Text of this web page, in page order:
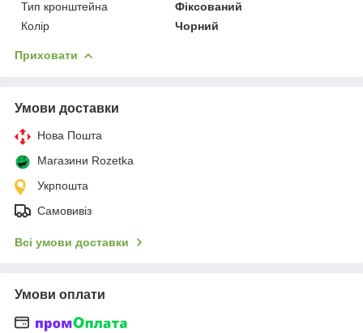
Тип кронштейна
Фіксований
Колір
Чорний
Приховати
Умови доставки
Нова Пошта
Магазини Rozetka
Укрпошта
Самовивіз
Всі умови доставки
Умови оплати